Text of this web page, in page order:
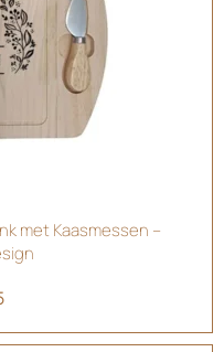
met Kaasmessen –